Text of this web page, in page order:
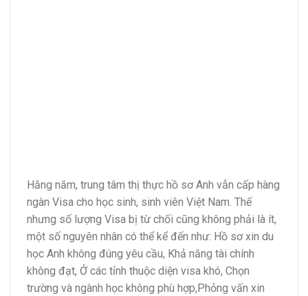
Hằng năm, trung tâm thị thực hồ sơ Anh vẫn cấp hàng
ngàn Visa cho học sinh, sinh viên Việt Nam. Thế
nhưng số lượng Visa bị từ chối cũng không phải là ít,
một số nguyên nhân có thể kể đến như: Hồ sơ xin du
học Anh không đúng yêu cầu, Khả năng tài chính
không đạt, Ở các tỉnh thuộc diện visa khó, Chọn
trường và ngành học không phù hợp,Phỏng vấn xin